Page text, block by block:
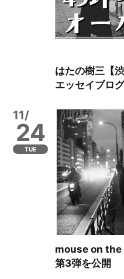
はたの樹三【
エッセイブロ
11/
24
TUE
mouse on the
第3弾を公開